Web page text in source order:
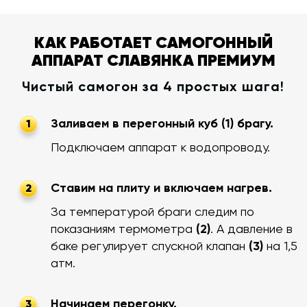
КАК РАБОТАЕТ САМОГОННЫЙ
АППАРАТ СЛАВЯНКА ПРЕМИУМ
Чистый самогон за 4 простых шага!
1
Заливаем в перегонный куб (1) брагу.
Подключаем аппарат к водопроводу.
2
Ставим на плиту и включаем нагрев.
За температурой браги следим по
показаниям термометра (2). А давление в
баке регулирует спускной клапан (3) на 1,5
атм.
Начинаем перегонку.